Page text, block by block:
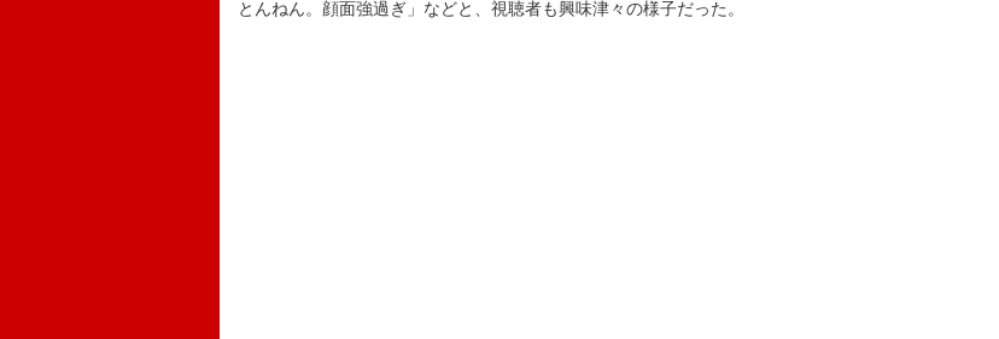
とんねん。顔面強過ぎ」などと、視聴者も興味津々の様子だった。